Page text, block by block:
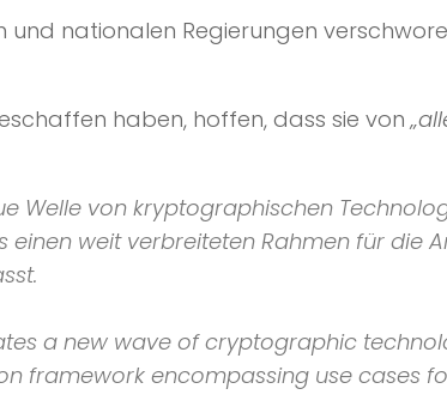
nationalen Regierungen
haben, hoffen, dass sie von
Welle von kryptographischen
weit verbreiteten Rahmen für die
a new wave of cryptographic
framework encompassing use cases